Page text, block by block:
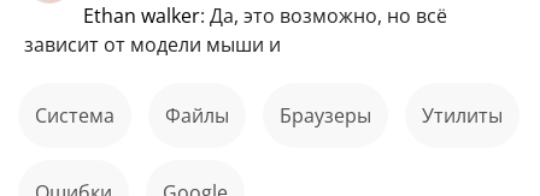
ethan walker: Да, это возможно, но всё
зависит от модели мыши и
Система файлы Браузеры Утилиты